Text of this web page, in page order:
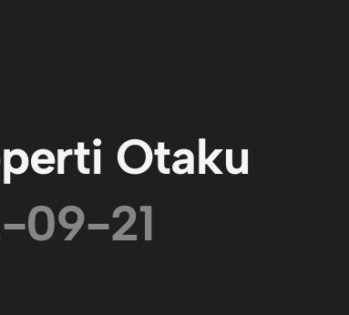
Otaku
09-21